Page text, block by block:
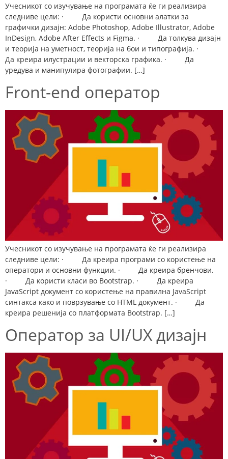
Учесникот со изучување на програмата ќе ги реализира
следниве цели: · Да користи основни алатки за
графички дизајн: Adobe Photoshop, Adobe Illustrator, Adobe
InDesign, Adobe After Effects и Figma. · Да толкува дизајн
и теорија на уметност, теорија на бои и типографија. ·
Да креира илустрации и векторска графика. · Да
уредува и манипулира фотографии. […]
Front-end оператор
Учесникот со изучување на програмата ќе ги реализира
следниве цели: · Да креира програми со користење на
оператори и основни функции. · Да креира бренчови.
· Да користи класи во Bootstrap. · Да креира
ЈavaScript документ со користење на правилна ЈavaScript
синтакса како и поврзување со HTML документ. · Да
креира решенија со платформата Bootstrap. […]
Оператор за UI/UX дизајн